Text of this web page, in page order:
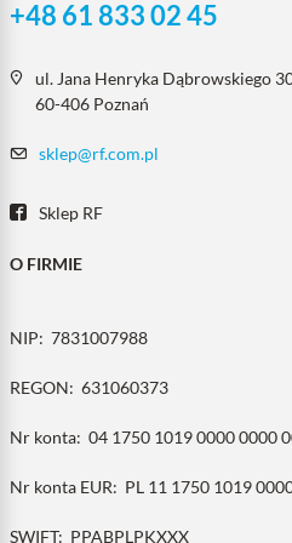
+48 61 833 02 45
ul. Jana Henryka Dąbrowskiego
60-406 Poznań
sklep@rf.com.pl
Sklep RF
O FIRMIE
NIP: 7831007988
REGON: 631060373
Nr konta: 04 1750 1019 0000 0000
Nr konta EUR: PL 11 1750 1019
SWIFT: PPABPLPKXXX